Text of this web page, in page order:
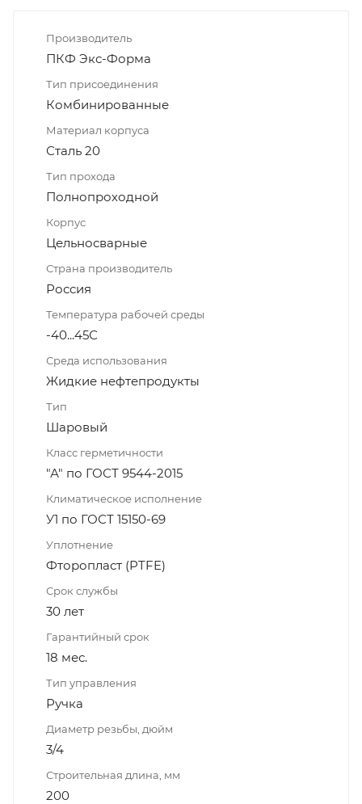
Производитель
ПКФ Экс-Форма
Тип присоединения
Комбинированные
Материал корпуса
Сталь 20
Тип прохода
Полнопроходной
Корпус
Цельносварные
Страна производитель
Россия
Температура рабочей среды
-40...45С
Среда использования
Жидкие нефтепродукты
Тип
Шаровый
Класс герметичности
"А" по ГОСТ 9544-2015
Климатическое исполнение
У1 по ГОСТ 15150-69
Уплотнение
Фторопласт (PTFE)
Срок службы
30 лет
Гарантийный срок
18 мес.
Тип управления
Ручка
Диаметр резьбы, дюйм
3/4
Строительная длина, мм
200